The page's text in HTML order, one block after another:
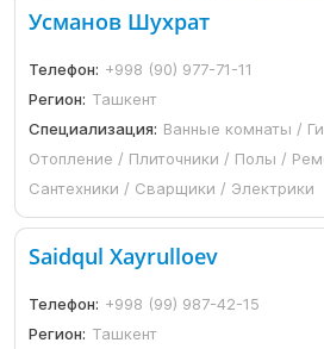
Усманов Шухрат
Телефон: +998 (90) 977-71-11
Регион: Ташкент
Специализация: Ванные комнаты /
Отопление / Плиточники / Полы /
Сантехники / Сварщики / Электрики
Saidqul Xayrulloev
Телефон: +998 (99) 987-42-15
Регион: Ташкент